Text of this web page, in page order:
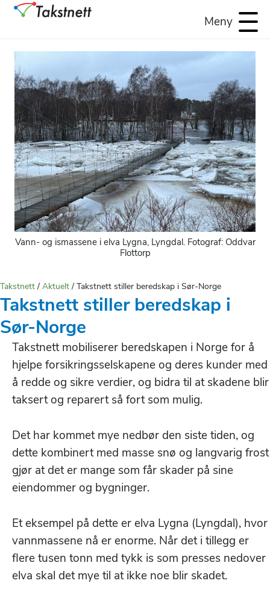
Meny
Vann- og ismassene i elva Lygna, Lyngdal. Fotograf: Oddvar
Flottorp
Takstnett / Aktuelt / Takstnett stiller beredskap i Sør-Norge
Takstnett stiller beredskap i
Sør-Norge
Takstnett mobiliserer beredskapen i Norge for å
hjelpe forsikringsselskapene og deres kunder med
å redde og sikre verdier, og bidra til at skadene blir
taksert og reparert så fort som mulig.
Det har kommet mye nedbør den siste tiden, og
dette kombinert med masse snø og langvarig frost
gjør at det er mange som får skader på sine
eiendommer og bygninger.
Et eksempel på dette er elva Lygna (Lyngdal), hvor
vannmassene nå er enorme. Når det i tillegg er
flere tusen tonn med tykk is som presses nedover
elva skal det mye til at ikke noe blir skadet.